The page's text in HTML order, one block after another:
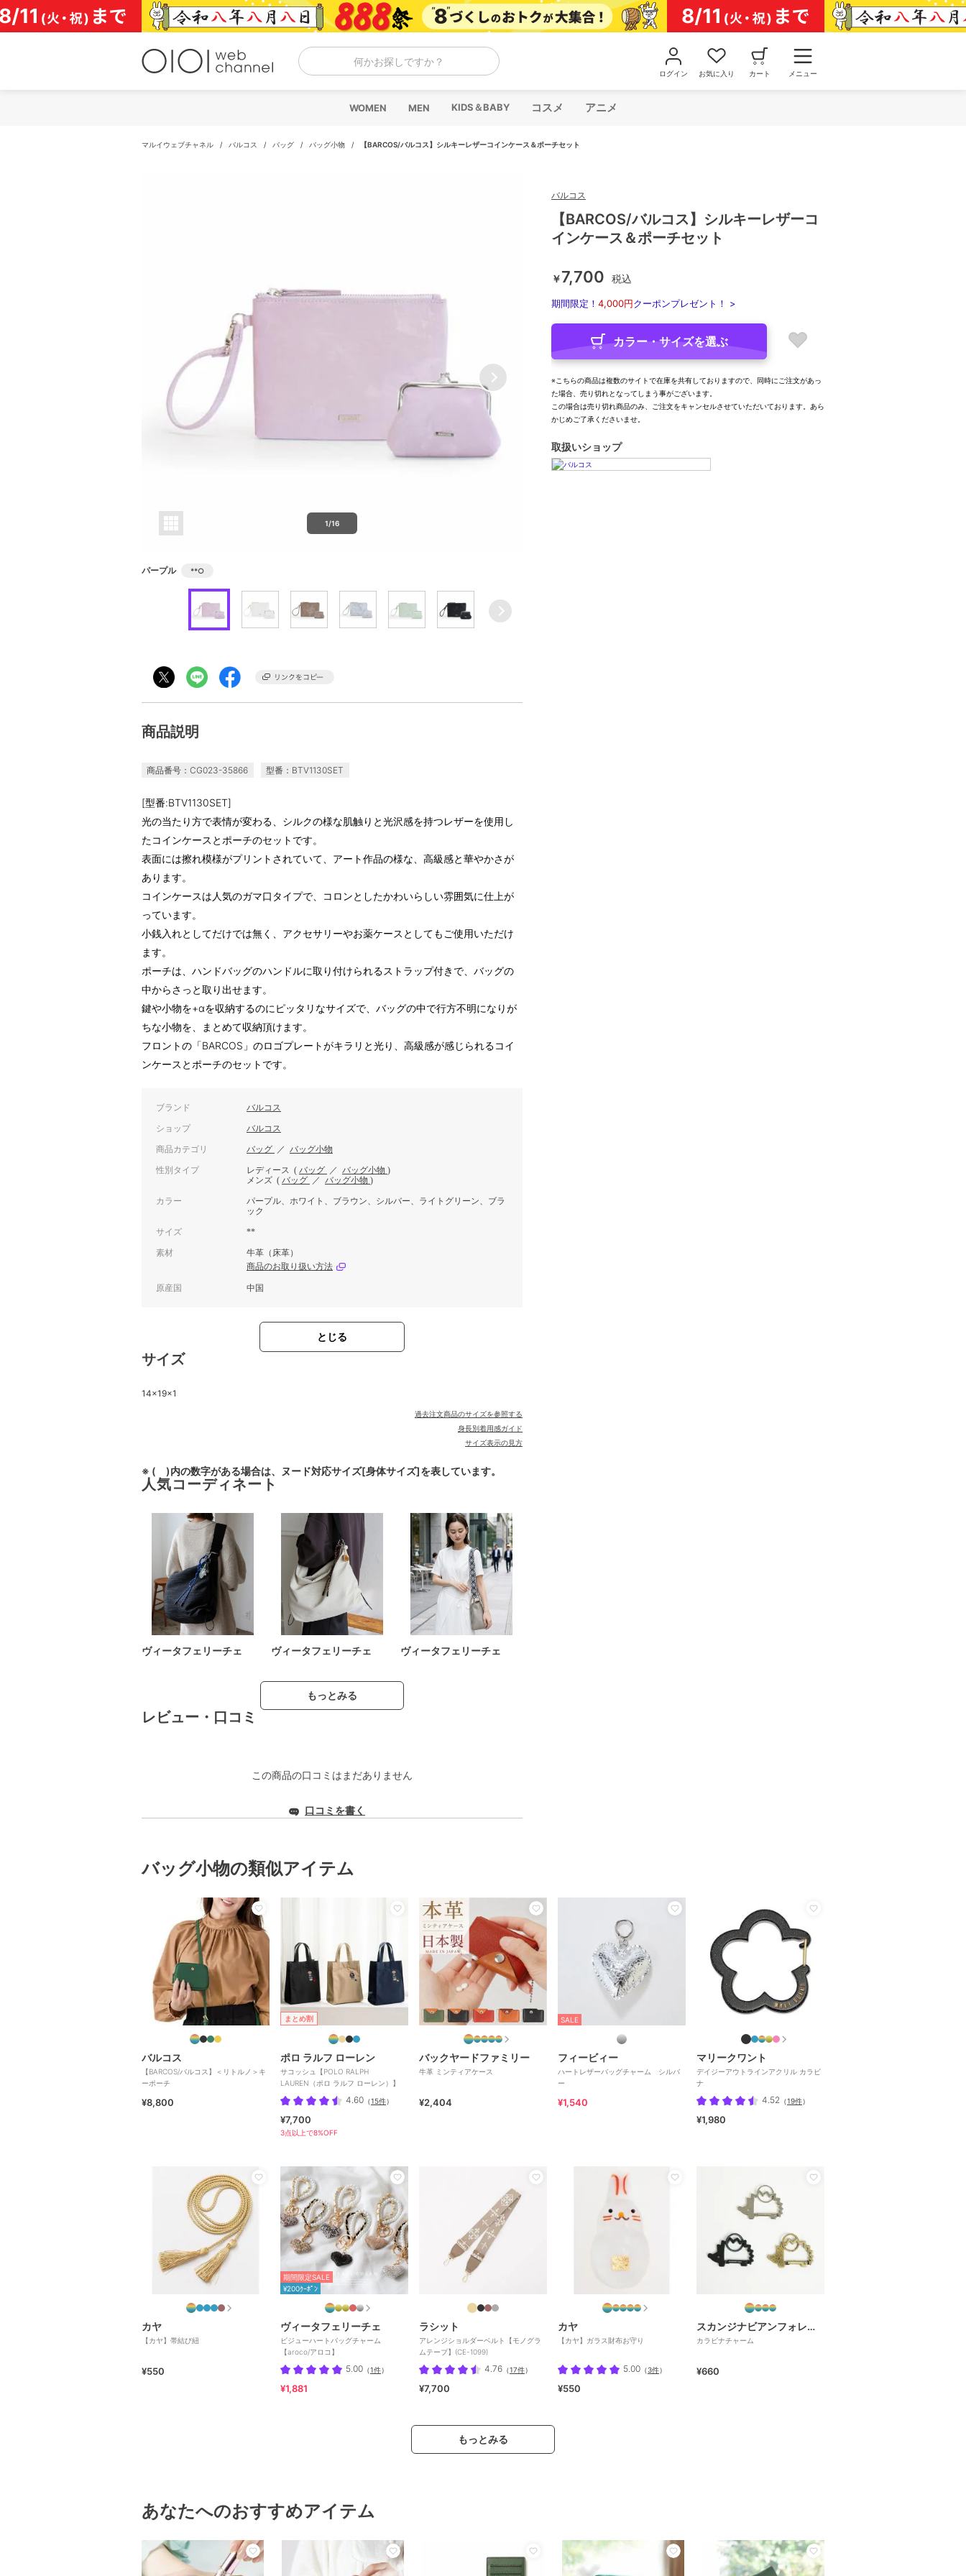
コ
ン
テ
何かお探しですか？
ログイン お気に入り カート メニュー
WOMEN MEN KIDS＆BABY コスメ アニメ
マルイウェブチャネル / バルコス / バッグ / バッグ小物 / 【BARCOS/バルコス】シルキーレザーコインケース＆ポーチセット
1/16
パープル **○
商品説明
商品番号：CG023-35866 型番：BTV1130SET
[型番:BTV1130SET]
光の当たり方で表情が変わる、シルクの様な肌触りと光沢感を持つレザーを使用し
たコインケースとポーチのセットです。
表面には擦れ模様がプリントされていて、アート作品の様な、高級感と華やかさが
あります。
コインケースは人気のガマ口タイプで、コロンとしたかわいらしい雰囲気に仕上が
っています。
小銭入れとしてだけでは無く、アクセサリーやお薬ケースとしてもご使用いただけ
ます。
ポーチは、ハンドバッグのハンドルに取り付けられるストラップ付きで、バッグの
中からさっと取り出せます。
鍵や小物を+αを収納するのにピッタリなサイズで、バッグの中で行方不明になりが
ちな小物を、まとめて収納頂けます。
フロントの「BARCOS」のロゴプレートがキラリと光り、高級感が感じられるコイ
ンケースとポーチのセットです。
ブランド バルコス
ショップ バルコス
商品カテゴリ バッグ ／ バッグ小物
性別タイプ レディース ( バッグ ／ バッグ小物 )
メンズ ( バッグ ／ バッグ小物 )
カラー
パープル、ホワイト、ブラウン、シルバー、ライトグリーン、ブラ
ック
サイズ **
素材
牛革（床革）
商品のお取り扱い方法
原産国 中国
とじる
サイズ
14×19×1
過去注文商品のサイズを参照する
身長別着用感ガイド
サイズ表示の見方
※ ( )内の数字がある場合は、ヌード対応サイズ[身体サイズ]を表しています。
人気コーディネート
ヴィータフェリーチェ ヴィータフェリーチェ ヴィータフェリーチェ
もっとみる
レビュー・口コミ
この商品の口コミはまだありません
口コミを書く
バルコス
【BARCOS/バルコス】シルキーレザーコ
インケース＆ポーチセット
￥7,700 税込
期間限定！ 4,000円クーポンプレゼント！ >
カラー・サイズを選ぶ
※こちらの商品は複数のサイトで在庫を共有しておりますので、同時にご注文があっ
た場合、売り切れとなってしまう事がございます。
この場合は売り切れ商品のみ、ご注文をキャンセルさせていただいております。あら
かじめご了承くださいませ。
取扱いショップ
バッグ小物の類似アイテム
バルコス
【BARCOS/バルコス】＜リトルノ＞キ
ーポーチ
¥8,800
まとめ割
ポロ ラルフ ローレン
サコッシュ【POLO RALPH
LAUREN（ポロ ラルフ ローレン）】
4.60 （15件）
¥7,700
3点以上で8%OFF
バックヤードファミリー
牛革 ミンティアケース
¥2,404
SALE
フィービィー
ハートレザーバッグチャーム シルバ
ー
¥1,540
マリークワント
デイジーアウトラインアクリル カラビ
ナ
4.52 （19件）
¥1,980
カヤ
【カヤ】帯結び紐
¥550
期間限定SALE
¥200ｸｰﾎﾟﾝ
ヴィータフェリーチェ
ビジューハートバッグチャーム
【aroco/アロコ】
5.00 （1件）
¥1,881
ラシット
アレンジショルダーベルト【モノグラ
ムテープ】(CE-1099)
4.76 （17件）
¥7,700
カヤ
【カヤ】ガラス財布お守り
5.00 （3件）
¥550
スカンジナビアンフォレスト
カラビナチャーム
¥660
もっとみる
あなたへのおすすめアイテム